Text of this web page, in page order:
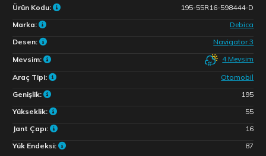
Ürün Kodu:
195-55R16-598444-D
Marka:
Debica
Desen:
Navigator 3
Mevsim:
4 Mevsim
Araç Tipi:
Otomobil
Genişlik:
195
Yükseklik:
55
Jant Çapı:
16
Yük Endeksi:
87